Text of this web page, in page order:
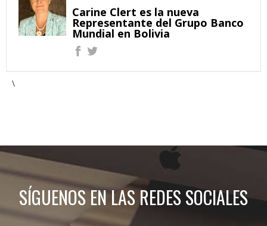
Carine Clert es la nueva
Representante del Grupo Banco
Mundial en Bolivia
\
SÍGUENOS EN LAS REDES SOCIALES